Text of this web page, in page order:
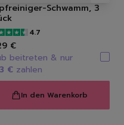
Schwamm, 3
4.7
€
beitreten & nur
€ zahlen
In den Warenkorb